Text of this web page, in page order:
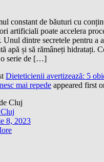
constant de băuturi cu
artificiali poate accelera
Unul dintre secretele pentru a
apă și să rămâneți hidratați.
o serie de […]
Dieteticienii avertizează: 5
mai repede appeared first
8, 2023